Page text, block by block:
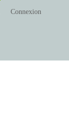
Connexion